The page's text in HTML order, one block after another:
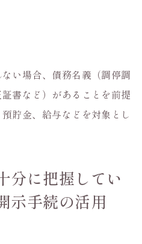
い場合、債務名義（調停調
書など）があることを前提
貯金、給与などを対象とし
分に把握してい
示手続の活用